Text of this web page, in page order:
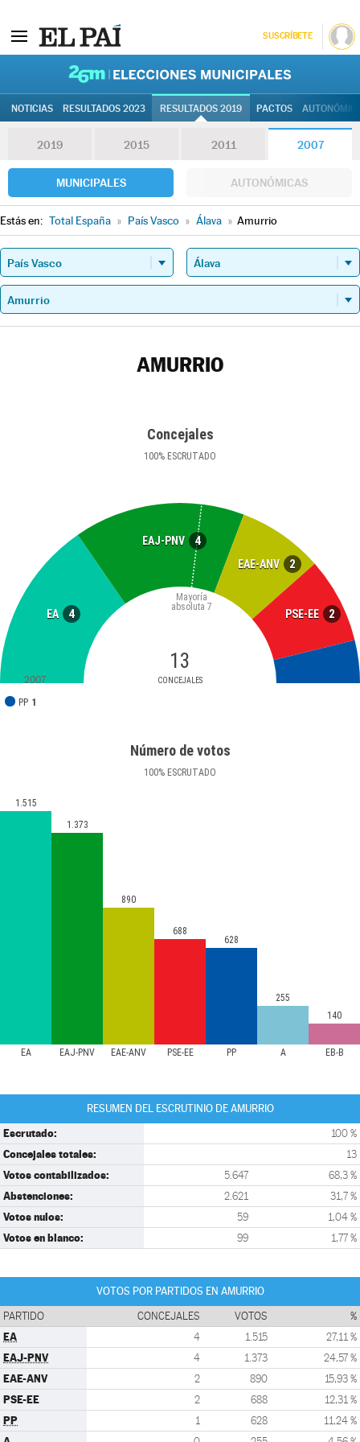
SUSCRÍBETE
NOTICIAS RESULTADOS 2023 RESULTADOS 2019 PACTOS
2019 2015 2011 2007
MUNICIPALES AUTONÓMICAS
Estás en: Total España » País Vasco » Álava » Amurrio
AMURRIO
Concejales
100% ESCRUTADO
EA 4
EAJ-PNV 4
EAE-ANV 2
PSE-EE 2
13
CONCEJALES
Mayoría
absoluta 7
PP 1
2007
Número de votos
100% ESCRUTADO
EA EAJ-PNV EAE-ANV PSE-EE PP A EB-B
1.515
1.373
890
688
628
255
140
RESUMEN DEL ESCRUTINIO DE AMURRIO
Escrutado: 100 %
Concejales totales: 13
Votos contabilizados: 5.647 68,3 %
Abstenciones: 2.621 31,7 %
Votos nulos: 59 1,04 %
Votos en blanco: 99 1,77 %
VOTOS POR PARTIDOS EN AMURRIO
PARTIDO CONCEJALES VOTOS %
EA 4 1.515 27,11 %
EAJ-PNV 4 1.373 24,57 %
EAE-ANV 2 890 15,93 %
PSE-EE 2 688 12,31 %
PP 1 628 11,24 %